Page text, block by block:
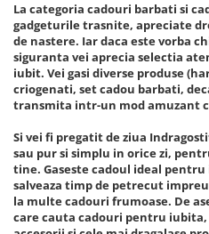
La categoria cadouri barbati si
gadgeturile trasnite, apreciate
de nastere. Iar daca este vorba
siguranta vei aprecia selectia
iubit. Vei gasi diverse produse
criogenati, set cadou barbati,
transmita intr-un mod amuzant
Si vei fi pregatit de ziua
sau pur si simplu in orice zi,
tine. Gaseste cadoul ideal
salveaza timp de petrecut
la multe cadouri frumoase. De
care cauta cadouri pentru